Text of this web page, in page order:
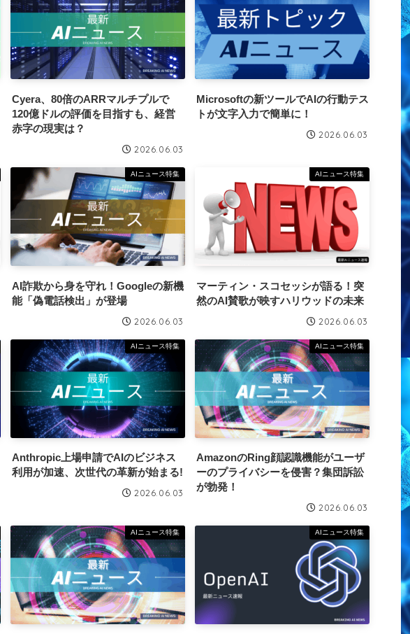
Cyera、80倍のARRマルチプルで
120億ドルの評価を目指すも、経営
赤字の現実は？
2026.06.03
Microsoftの新ツールでAIの行動テス
トが文字入力で簡単に！
2026.06.03
AIニュース特集
AI詐欺から身を守れ！Googleの新機
能「偽電話検出」が登場
2026.06.03
AIニュース特集
マーティン・スコセッシが語る！突
然のAI賛歌が映すハリウッドの未来
2026.06.03
AIニュース特集
Anthropic上場申請でAIのビジネス
利用が加速、次世代の革新が始まる!
2026.06.03
AIニュース特集
AmazonのRing顔認識機能がユーザ
ーのプライバシーを侵害？集団訴訟
が勃発！
2026.06.03
AIニュース特集 AIニュース特集